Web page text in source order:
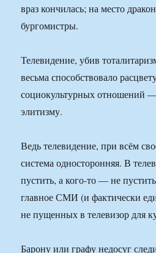
враз кончилась; на место
бургомистры.
Телевидение, убив
весьма способствовало
социокультурных отношений
элитизму.
Ведь телевидение, при всём
система односторонняя. В
пустить, а кого-то — не
главное СМИ (и фактически
не пущенных в телевизор для
Барону или графу недосуг